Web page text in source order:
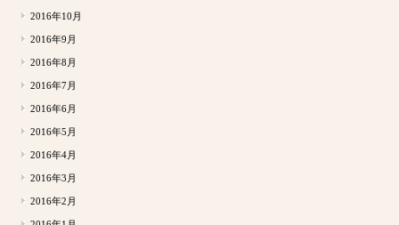
2016年10月
2016年9月
2016年8月
2016年7月
2016年6月
2016年5月
2016年4月
2016年3月
2016年2月